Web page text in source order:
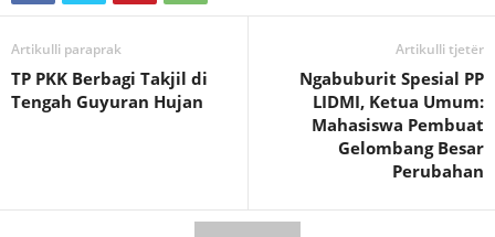
Artikulli paraprak
TP PKK Berbagi Takjil di
Tengah Guyuran Hujan
Artikulli tjetër
Ngabuburit Spesial PP
LIDMI, Ketua Umum:
Mahasiswa Pembuat
Gelombang Besar
Perubahan